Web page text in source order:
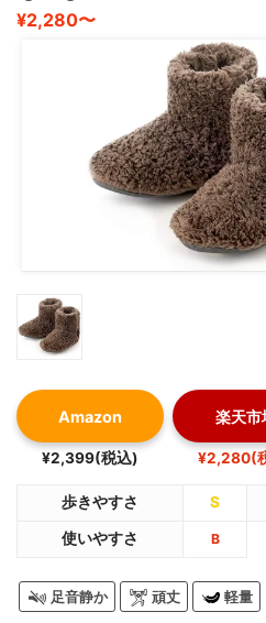
¥2,280〜
Amazon
¥2,399(税込)
楽天市
¥2,280(
歩きやすさ S
使いやすさ B
足音静か 頑丈 軽量